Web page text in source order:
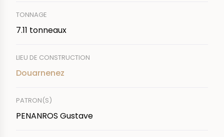
TONNAGE
7.11 tonneaux
LIEU DE CONSTRUCTION
Douarnenez
PATRON(S)
PENANROS Gustave